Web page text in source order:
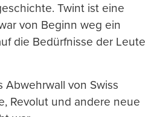
Twint ist eine
von Beginn weg ein
die Bedürfnisse der Leute
Abwehrwall von Swiss
Revolut und andere neue